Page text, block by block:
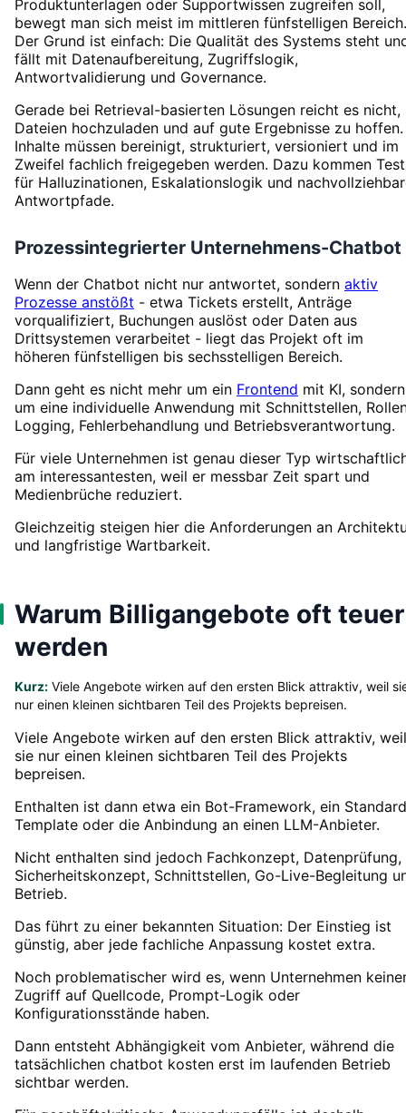
Produktunterlagen oder Supportwissen zugreifen soll,
bewegt man sich meist im mittleren fünfstelligen Bereich.
Der Grund ist einfach: Die Qualität des Systems steht
fällt mit Datenaufbereitung, Zugriffslogik,
Antwortvalidierung und Governance.
Gerade bei Retrieval-basierten Lösungen reicht es nicht,
Dateien hochzuladen und auf gute Ergebnisse zu hoffen.
Inhalte müssen bereinigt, strukturiert, versioniert und im
Zweifel fachlich freigegeben werden. Dazu kommen
für Halluzinationen, Eskalationslogik und
Antwortpfade.
Prozessintegrierter Unternehmens-Chatbot
Wenn der Chatbot nicht nur antwortet, sondern aktiv
Prozesse anstößt - etwa Tickets erstellt, Anträge
vorqualifiziert, Buchungen auslöst oder Daten aus
Drittsystemen verarbeitet - liegt das Projekt oft im
höheren fünfstelligen bis sechsstelligen Bereich.
Dann geht es nicht mehr um ein Frontend mit KI, sondern
um eine individuelle Anwendung mit Schnittstellen,
Logging, Fehlerbehandlung und Betriebsverantwortung.
Für viele Unternehmen ist genau dieser Typ
am interessantesten, weil er messbar Zeit spart und
Medienbrüche reduziert.
Gleichzeitig steigen hier die Anforderungen an
und langfristige Wartbarkeit.
Warum Billigangebote oft teuer
werden
Kurz: Viele Angebote wirken auf den ersten Blick attraktiv, weil
nur einen kleinen sichtbaren Teil des Projekts bepreisen.
Viele Angebote wirken auf den ersten Blick attraktiv, weil
sie nur einen kleinen sichtbaren Teil des Projekts
bepreisen.
Enthalten ist dann etwa ein Bot-Framework, ein
Template oder die Anbindung an einen LLM-Anbieter.
Nicht enthalten sind jedoch Fachkonzept, Datenprüfung,
Sicherheitskonzept, Schnittstellen, Go-Live-Begleitung
Betrieb.
Das führt zu einer bekannten Situation: Der Einstieg ist
günstig, aber jede fachliche Anpassung kostet extra.
Noch problematischer wird es, wenn Unternehmen
Zugriff auf Quellcode, Prompt-Logik oder
Konfigurationsstände haben.
Dann entsteht Abhängigkeit vom Anbieter, während die
tatsächlichen chatbot kosten erst im laufenden Betrieb
sichtbar werden.